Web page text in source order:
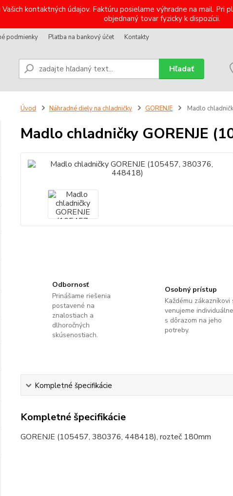
kontaktných údajov. Faktúru posielame výhradne na mail.
objednaný tovar fyzicky k dispozícii.
podmienky Platba na bankový účet Kontakty
Hľadať
Úvod Náhradné diely na chladničky GORENJE Madlo
Madlo chladničky GORENJE
Odbornosť
Prinášame riešenia
postavené na
znalostiach a
dlhoročných
skúsenostiach.
Osobný prístup
Každému zákazníkovi
venujeme
s dôrazom na jeho
potreby.
Kompletné špecifikácie
Kompletné špecifikácie
GORENJE (105457, 380376, 448418), rozteč 180mm